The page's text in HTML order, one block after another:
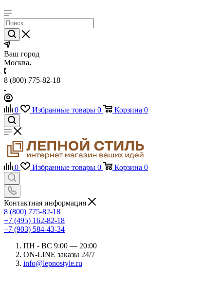
Ваш город
Москва
8 (800) 775-82-18
0 Избранные товары 0 Корзина 0
0 Избранные товары 0 Корзина 0
Контактная информация
8 (800) 775-82-18
+7 (495) 162-82-18
+7 (903) 584-43-34
ПН - ВС 9:00 — 20:00
ON-LINE заказы 24/7
info@lepnostyle.ru